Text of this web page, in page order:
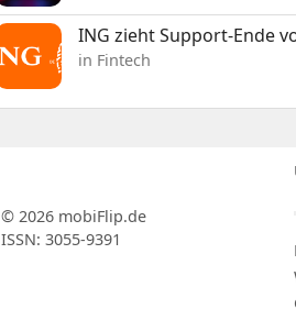
ING zieht Support-Ende
in Fintech
© 2026 mobiFlip.de
ISSN: 3055-9391